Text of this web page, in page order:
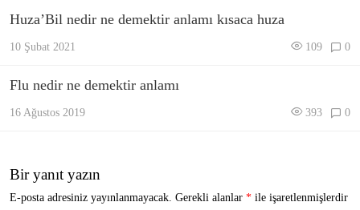
Huza’Bil nedir ne demektir anlamı kısaca huza
10 Şubat 2021 109 0
Flu nedir ne demektir anlamı
16 Ağustos 2019 393 0
Bir yanıt yazın
E-posta adresiniz yayınlanmayacak. Gerekli alanlar * ile işaretlenmişlerdir